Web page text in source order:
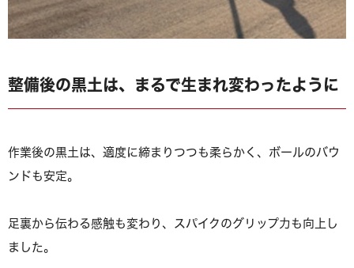
整備後の黒土は、まるで生まれ変わったように
作業後の黒土は、適度に締まりつつも柔らかく、ボールのバウ
ンドも安定。
足裏から伝わる感触も変わり、スパイクのグリップ力も向上し
ました。